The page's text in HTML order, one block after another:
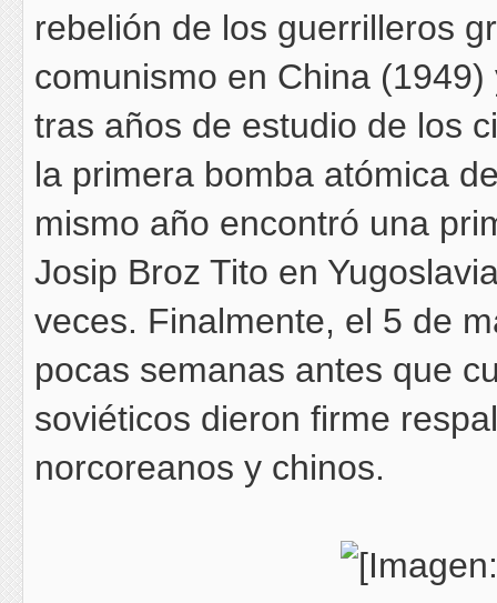
rebelión de los guerrilleros
comunismo en China
tras años de estudio de los
la primera bomba atómica
mismo año encontró una
Josip Broz Tito en
veces. Finalmente, el 5 de
pocas semanas antes que
soviéticos dieron firme
norcoreanos y chinos.